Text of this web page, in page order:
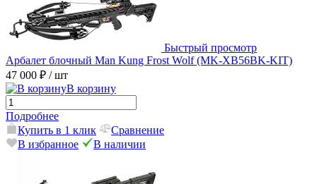
Быстрый просмотр
Арбалет блочный Man Kung Frost Wolf (MK-XB56BK-KIT)
47 000 ₽ / шт
В корзину
Подробнее
Купить в 1 клик
Сравнение
В избранное
В наличии